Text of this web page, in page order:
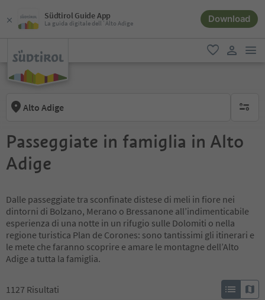
Südtirol Guide App
La guida digitale dell´Alto Adige Download
favoriti
Alto Adige
Passeggiate in famiglia in Alto
Adige
Dalle passeggiate tra sconfinate distese di meli in fiore nei
dintorni di Bolzano, Merano o Bressanone all’indimenticabile
esperienza di una notte in un rifugio sulle Dolomiti o nella
regione turistica Plan de Corones: sono tantissimi gli itinerari e
le mete che faranno scoprire e amare le montagne dell’Alto
Adige a tutta la famiglia.
1127 Risultati